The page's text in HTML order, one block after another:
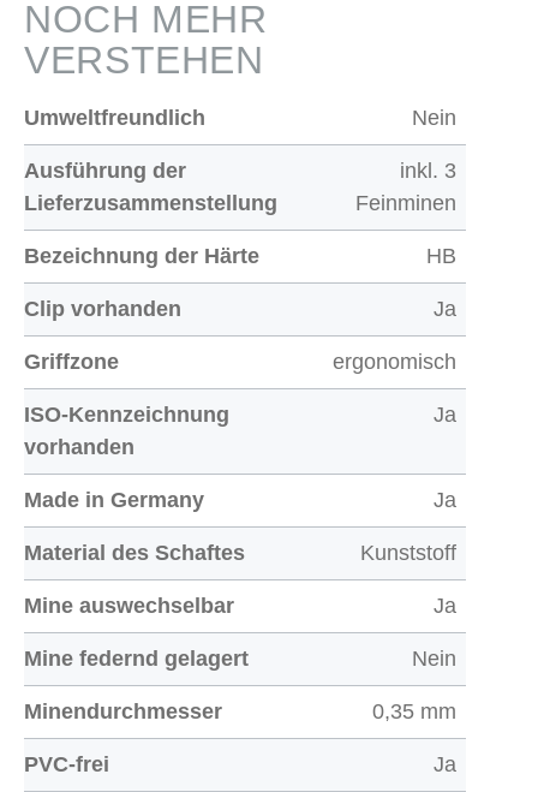
NOCH MEHR
VERSTEHEN
Umweltfreundlich Nein
Ausführung der
Lieferzusammenstellung
inkl. 3
Feinminen
Bezeichnung der Härte HB
Clip vorhanden Ja
Griffzone ergonomisch
ISO-Kennzeichnung
vorhanden
Ja
Made in Germany Ja
Material des Schaftes Kunststoff
Mine auswechselbar Ja
Mine federnd gelagert Nein
Minendurchmesser 0,35 mm
PVC-frei Ja